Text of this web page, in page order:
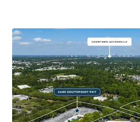
BUSINESS PLAN OPTIONALITY
Ability for extensive
industrial repositioning
up doors, and sell down